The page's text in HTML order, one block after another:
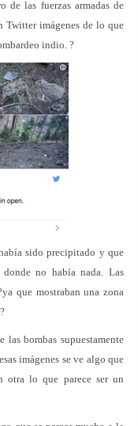
de las fuerzas armadas de
Twitter imágenes de lo que
indio. ?
sido precipitado y que
no había nada. Las
que mostraban una zona
las bombas supuestamente
imágenes se ve algo que
otra lo que parece ser un